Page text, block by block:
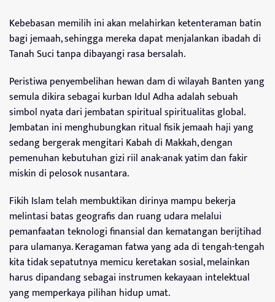
Kebebasan memilih ini akan melahirkan ketenteraman batin
bagi jemaah, sehingga mereka dapat menjalankan ibadah di
Tanah Suci tanpa dibayangi rasa bersalah.
Peristiwa penyembelihan hewan dam di wilayah Banten yang
semula dikira sebagai kurban Idul Adha adalah sebuah
simbol nyata dari jembatan spiritual spiritualitas global.
Jembatan ini menghubungkan ritual fisik jemaah haji yang
sedang bergerak mengitari Kabah di Makkah, dengan
pemenuhan kebutuhan gizi riil anak-anak yatim dan fakir
miskin di pelosok nusantara.
Fikih Islam telah membuktikan dirinya mampu bekerja
melintasi batas geografis dan ruang udara melalui
pemanfaatan teknologi finansial dan kematangan berijtihad
para ulamanya. Keragaman fatwa yang ada di tengah-tengah
kita tidak sepatutnya memicu keretakan sosial, melainkan
harus dipandang sebagai instrumen kekayaan intelektual
yang memperkaya pilihan hidup umat.